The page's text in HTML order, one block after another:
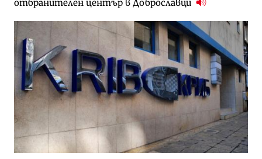
отбранителен център в Доброславци